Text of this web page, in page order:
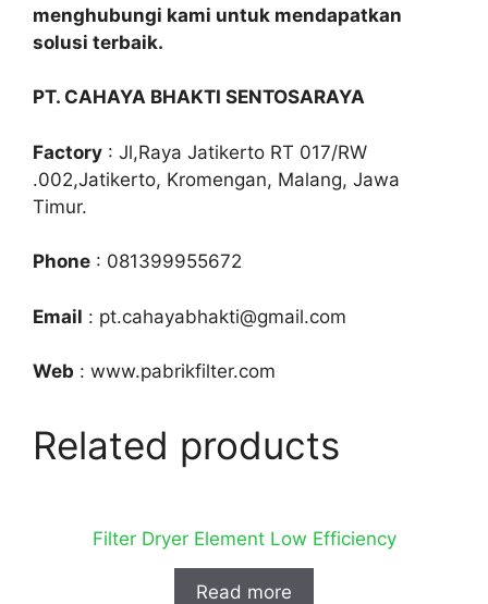
menghubungi kami untuk mendapatkan
solusi terbaik.
PT. CAHAYA BHAKTI SENTOSARAYA
Factory : Jl,Raya Jatikerto RT 017/RW
.002,Jatikerto, Kromengan, Malang, Jawa
Timur.
Phone : 081399955672
Email : pt.cahayabhakti@gmail.com
Web : www.pabrikfilter.com
Related products
Filter Dryer Element Low Efficiency
Read more